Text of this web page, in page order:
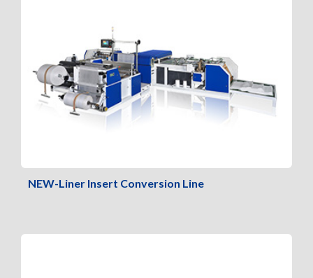
NEW-Liner Insert Conversion Line